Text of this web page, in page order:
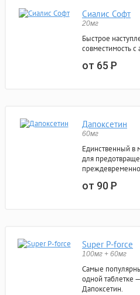
Сиалис Софт
20мг
Быстрое
совместимость с
от 65Р
Дапоксетин
60мг
Единственный в
для
от 90Р
Super P-force
100мг + 60мг
Самые
одной таблетке
Дапоксетин.